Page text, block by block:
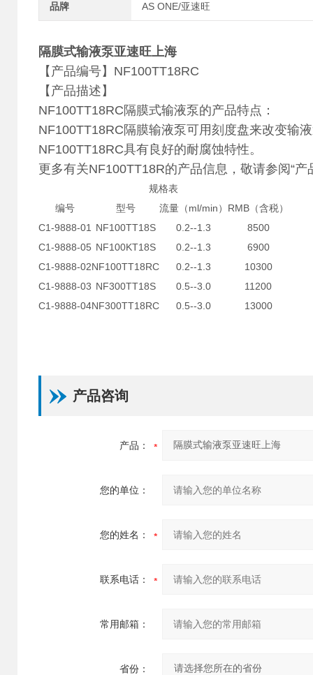
品牌 AS ONE/亚速旺
隔膜式输液泵亚速旺上海
【产品编号】NF100TT18RC
【产品描述】
NF100TT18RC隔膜式输液泵的产品特点：
NF100TT18RC隔膜输液泵可用刻度盘来改变输
NF100TT18RC具有良好的耐腐蚀特性。
更多有关NF100TT18R的产品信息，敬请参阅“产
规格表
编号
型号 流量（ml/min） RMB（含税）
C1-9888-01
NF100TT18S 0.2--1.3
8500
C1-9888-05 NF100KT18S 0.2--1.3
6900
C1-9888-02NF100TT18RC 0.2--1.3
10300
C1-9888-03 NF300TT18S 0.5--3.0
11200
C1-9888-04NF300TT18RC 0.5--3.0 13000
产品咨询
产品：
您的单位：
您的姓名：
联系电话：
常用邮箱：
省份：